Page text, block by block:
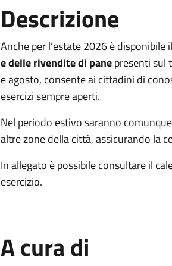
Descrizione
Anche per l’estate 2026 è
e delle rivendite di panepresenti sul
e agosto, consente ai cittadini di
esercizi sempre aperti.
Nel periodo estivo saranno comunque
altre zone della città, assicurando la
In allegato è possibile consultare il
esercizio.
A cura di